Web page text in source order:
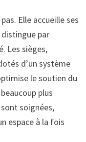
Elle accueille ses
distingue par
Les sièges,
d’un système
le soutien du
plus
soignées,
espace à la fois